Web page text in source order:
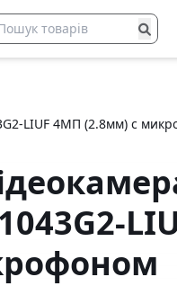
LIUF 4МП (2.8мм) с